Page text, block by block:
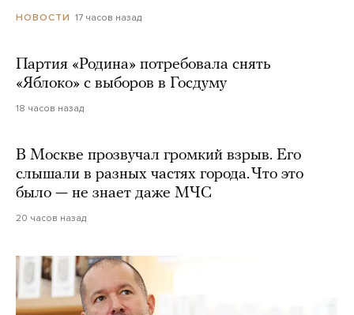
НОВОСТИ 17 часов назад
Партия «Родина» потребовала снять
«Яблоко» с выборов в Госдуму
18 часов назад
В Москве прозвучал громкий взрыв. Его
слышали в разных частях города. Что это
было — не знает даже МЧС
20 часов назад